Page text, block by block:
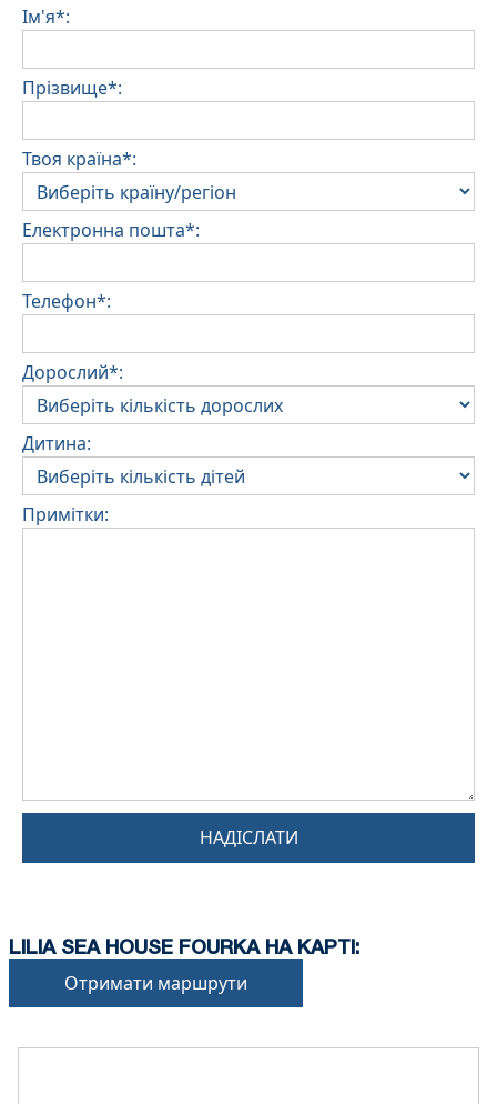
Ім'я*:
Прізвище*:
Твоя країна*:
Електронна пошта*:
Телефон*:
Дорослий*:
Дитина:
Примітки:
НАДІСЛАТИ
LILIA SEA HOUSE FOURKA НА КАРТІ:
Отримати маршрути